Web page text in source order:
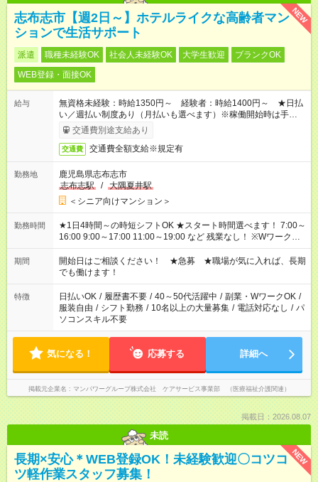
NEW
志布志市【週2日～】ホテルライクな高齢者マン
ションで生活サポート
派遣 職種未経験OK 社会人未経験OK 大学生歓迎
ブランクOK
WEB登録・面接OK
給与
無資格未経験：時給1350円～ 経験者：時給1400円～ ★日払
い／週払い制度あり（月払いも選べます）※稼働開始時は手続き
完了次第のお支払いとなります。
交通費別途支給あり
交通費 交通費全額支給※規定有
勤務地
鹿児島県志布志市
志布志駅
/ 大隅夏井駅
＜シニア向けマンション＞
勤務時間
★1日4時間～の時短シフトOK ★スタート時間選べます！ 7:00～
16:00 9:00～17:00 11:00～19:00 など 残業なし！ ※Wワークの
場合、他のお仕事と合わせ週40時間超の就業はご案内できませ
ん ※法令に基づき、週20時間以上勤務は社会保険への加入対象
となります ※労働者派遣法（日雇い派遣の原則禁止）により、
短時間・短期間の就業はご案内が難しい場合があります
期間
開始日はご相談ください！ ★急募 ★職場が気に入れば、長期
でも働けます！
特徴 日払いOK / 履歴書不要 / 40～50代活躍中 / 副業・WワークOK /
服装自由 / シフト勤務 / 10名以上の大量募集 / 電話対応なし / パ
ソコンスキル不要
気になる！ 応募する 詳細へ
掲載元企業名 マンパワーグループ株式会社 ケアサービス事業部 （医療福祉介護関連）
掲載日：2026.08.07
未読
NEW
長期×安心＊WEB登録OK！未経験歓迎〇コツコ
ツ軽作業スタッフ募集！